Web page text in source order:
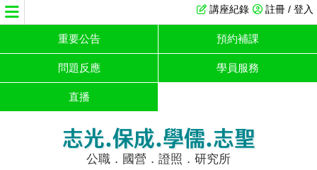
註冊 / 登入
講座紀錄
重要公告 預約補課
問題反應 學員服務
直播
志光.保成.學儒.志聖
公職．國營．證照．研究所